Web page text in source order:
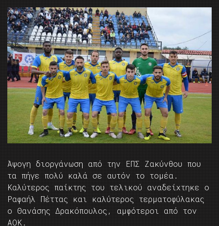
Άψογη διοργάνωση από την ΕΠΣ Ζακύνθου που
τα πήγε πολύ καλά σε αυτόν το τομέα.
Καλύτερος παίκτης του τελικού αναδείχτηκε ο
Ραφαήλ Πέττας και καλύτερος τερματοφύλακας
ο Θανάσης Δρακόπουλος, αμφότεροι από τον
ΑΟΚ.